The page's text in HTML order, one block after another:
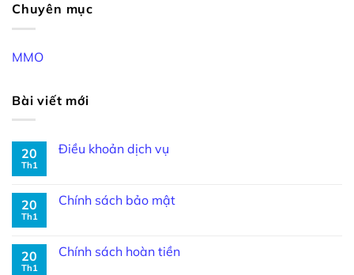
Chuyên mục
MMO
Bài viết mới
20
Th1
Điều khoản dịch vụ
20
Th1
Chính sách bảo mật
20
Th1
Chính sách hoàn tiền